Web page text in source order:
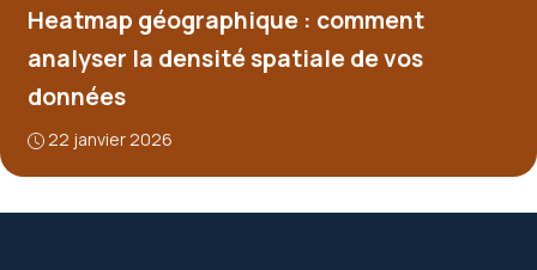
Heatmap géographique : comment
analyser la densité spatiale de vos
données
22 janvier 2026